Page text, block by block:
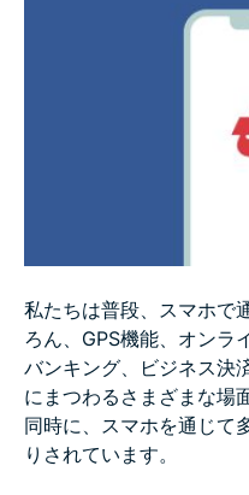
メリット５： 海外でも
FAQ: VPNの利用につい
私たちは普段、スマホで
ろん、GPS機能、オンラ
バンキング、ビジネス決
にまつわるさまざまな場
同時に、スマホを通じて
りされています。